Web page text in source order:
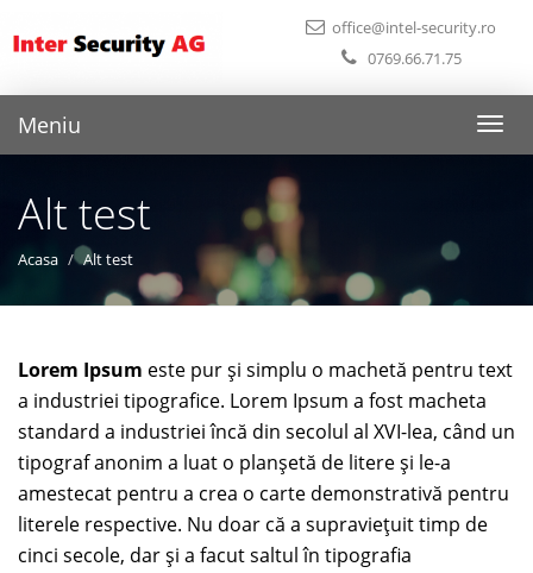
office@intel-security.ro
0769.66.71.75
Toggle
Meniu
Alt test
Acasa Alt test
Lorem Ipsum este pur şi simplu o machetă pentru text
a industriei tipografice. Lorem Ipsum a fost macheta
standard a industriei încă din secolul al XVI-lea, când un
tipograf anonim a luat o planşetă de litere şi le-a
amestecat pentru a crea o carte demonstrativă pentru
literele respective. Nu doar că a supravieţuit timp de
cinci secole, dar şi a facut saltul în tipografia